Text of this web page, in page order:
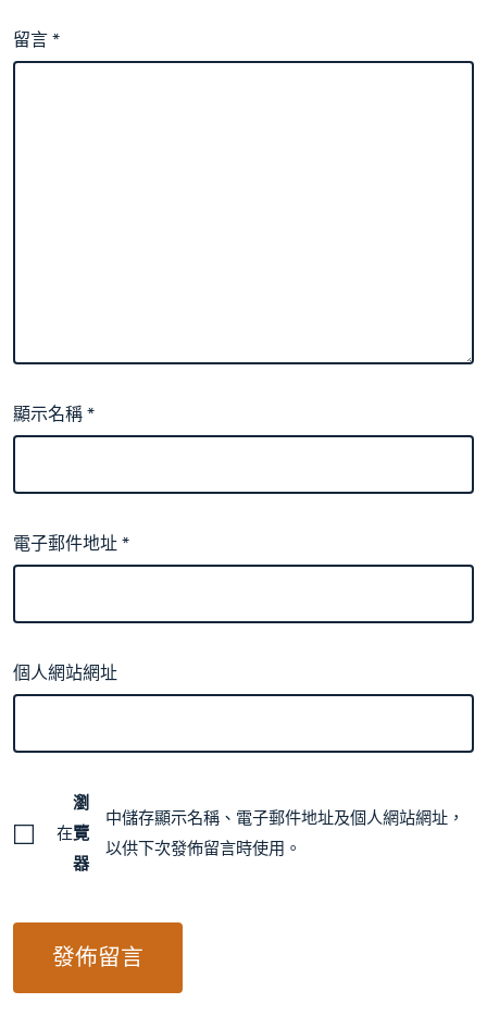
留言*
顯示名稱*
電子郵件地址*
個人網站網址
在
瀏
覽
器
中儲存顯示名稱、電子郵件地址及個人網站網址，
以供下次發佈留言時使用。